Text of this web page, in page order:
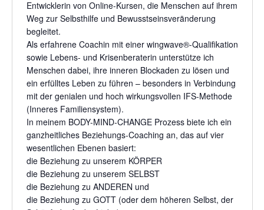
Entwicklerin von Online-Kursen, die Menschen auf ihrem
Weg zur Selbsthilfe und Bewusstseinsveränderung
begleitet.
Als erfahrene Coachin mit einer wingwave®-Qualifikation
sowie Lebens- und Krisenberaterin unterstütze ich
Menschen dabei, ihre inneren Blockaden zu lösen und
ein erfülltes Leben zu führen – besonders in Verbindung
mit der genialen und hoch wirkungsvollen IFS-Methode
(Inneres Familiensystem).
In meinem BODY-MIND-CHANGE Prozess biete ich ein
ganzheitliches Beziehungs-Coaching an, das auf vier
wesentlichen Ebenen basiert:
die Beziehung zu unserem KÖRPER
die Beziehung zu unserem SELBST
die Beziehung zu ANDEREN und
die Beziehung zu GOTT (oder dem höheren Selbst, der